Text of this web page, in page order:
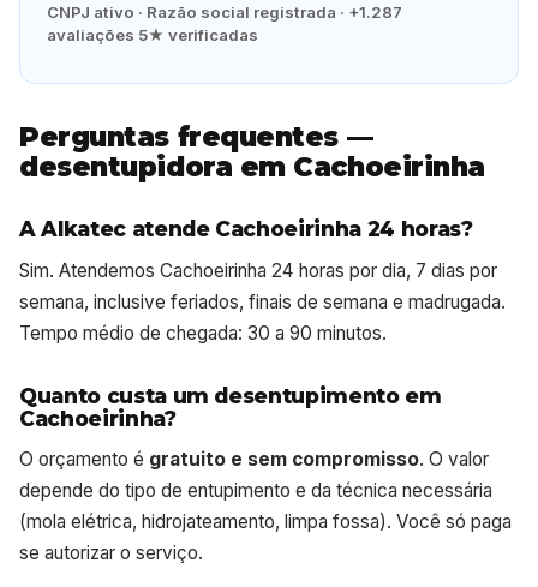
CNPJ ativo · Razão social registrada · +1.287
avaliações 5★ verificadas
Perguntas frequentes —
desentupidora em Cachoeirinha
A Alkatec atende Cachoeirinha 24 horas?
Sim. Atendemos Cachoeirinha 24 horas por dia, 7 dias por
semana, inclusive feriados, finais de semana e madrugada.
Tempo médio de chegada: 30 a 90 minutos.
Quanto custa um desentupimento em
Cachoeirinha?
O orçamento é gratuito e sem compromisso. O valor
depende do tipo de entupimento e da técnica necessária
(mola elétrica, hidrojateamento, limpa fossa). Você só paga
se autorizar o serviço.